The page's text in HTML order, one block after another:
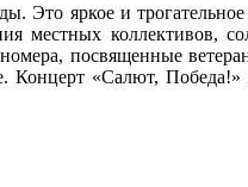
яркое и трогательное
местных коллективов,
посвященные
«Салют, Победа!»